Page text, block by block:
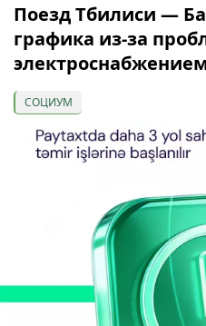
Поезд Тбилиси —
графика из-за
СОЦИУМ